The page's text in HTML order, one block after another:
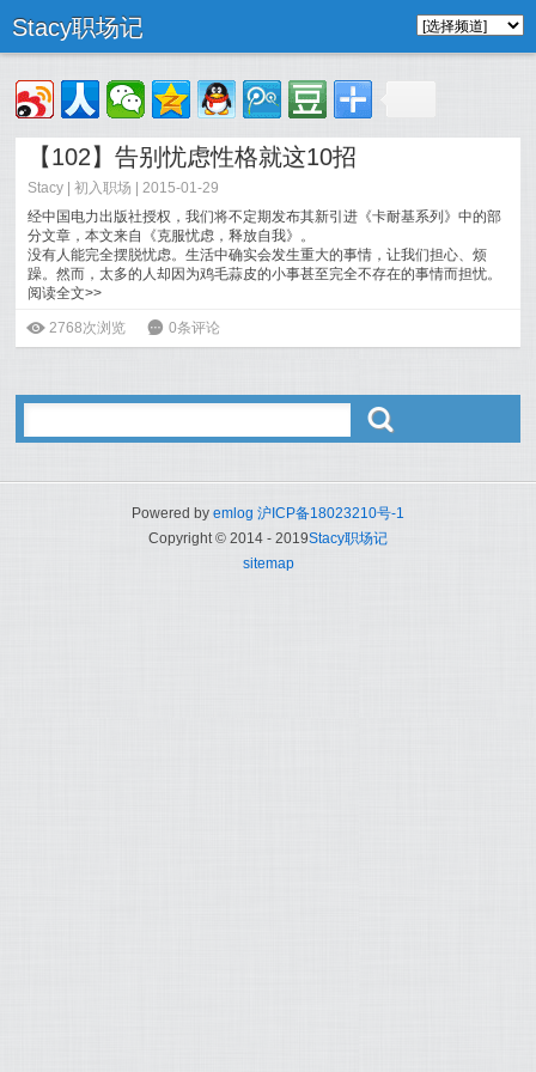
Stacy职场记
【102】告别忧虑性格就这10招
Stacy |初入职场
| 2015-01-29
经中国电力出版社授权，我们将不定期发布其新引进《卡耐基系列》中的部
分文章，本文来自《克服忧虑，释放自我》。
没有人能完全摆脱忧虑。生活中确实会发生重大的事情，让我们担心、烦
躁。然而，太多的人却因为鸡毛蒜皮的小事甚至完全不存在的事情而担忧。
阅读全文>>
ė 2768次浏览 6 0条评论
ő
Powered by emlog 沪ICP备18023210号-1
Copyright © 2014 - 2019Stacy职场记
sitemap